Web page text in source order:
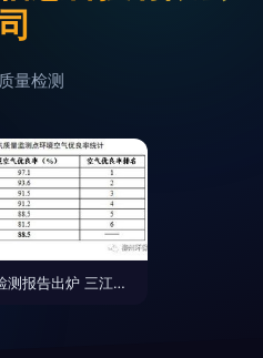
量检测
柳州市空气质量检测报告出炉 三江县空气质量表现卓越